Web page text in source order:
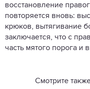
восстановление
повторяется вновь:
крюков, вытягивание
заключается, что с
часть мятого порога и
Смотрите